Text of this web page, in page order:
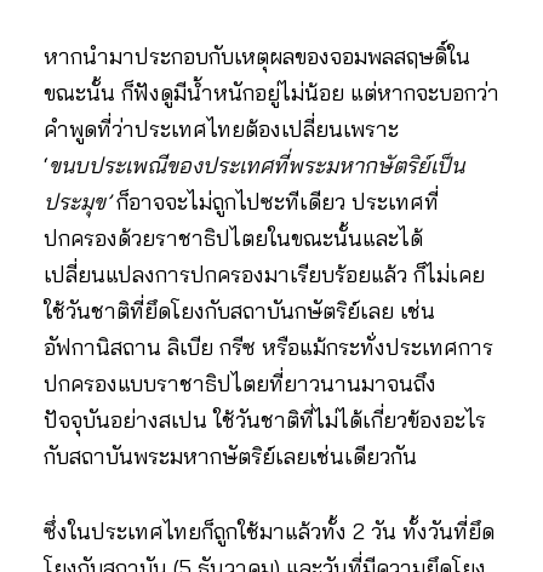
หากนำมาประกอบกับเหตุผลของจอมพลสฤษดิ์ใน
ขณะนั้น ก็ฟังดูมีน้ำหนักอยู่ไม่น้อย แต่หากจะบอกว่า
คำพูดที่ว่าประเทศไทยต้องเปลี่ยนเพราะ
‘ขนบประเพณีของประเทศที่พระมหากษัตริย์เป็น
ประมุข’ก็อาจจะไม่ถูกไปซะทีเดียว ประเทศที่
ปกครองด้วยราชาธิปไตยในขณะนั้นและได้
เปลี่ยนแปลงการปกครองมาเรียบร้อยแล้ว ก็ไม่เคย
ใช้วันชาติที่ยึดโยงกับสถาบันกษัตริย์เลย เช่น
อัฟกานิสถาน ลิเบีย กรีซ หรือแม้กระทั่งประเทศการ
ปกครองแบบราชาธิปไตยที่ยาวนานมาจนถึง
ปัจจุบันอย่างสเปน ใช้วันชาติที่ไม่ได้เกี่ยวข้องอะไร
กับสถาบันพระมหากษัตริย์เลยเช่นเดียวกัน
ซึ่งในประเทศไทยก็ถูกใช้มาแล้วทั้ง 2 วัน ทั้งวันที่ยึด